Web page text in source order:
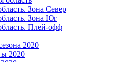
Зона Север
Зона Юг
Плей-офф
2020
2020